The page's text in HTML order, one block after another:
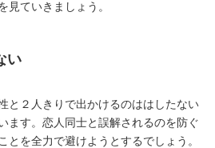
見ていきましょう。
い
と２人きりで出かけるのははしたない
ます。恋人同士と誤解されるのを防ぐ
とを全力で避けようとするでしょう。